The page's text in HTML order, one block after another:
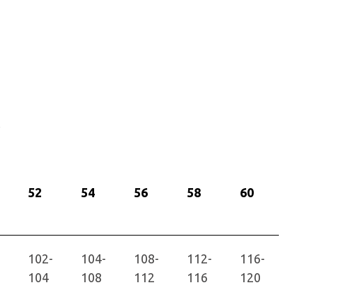
52 54 56 58 60
102-
104
104-
108
108-
112
112-
116
116-
120